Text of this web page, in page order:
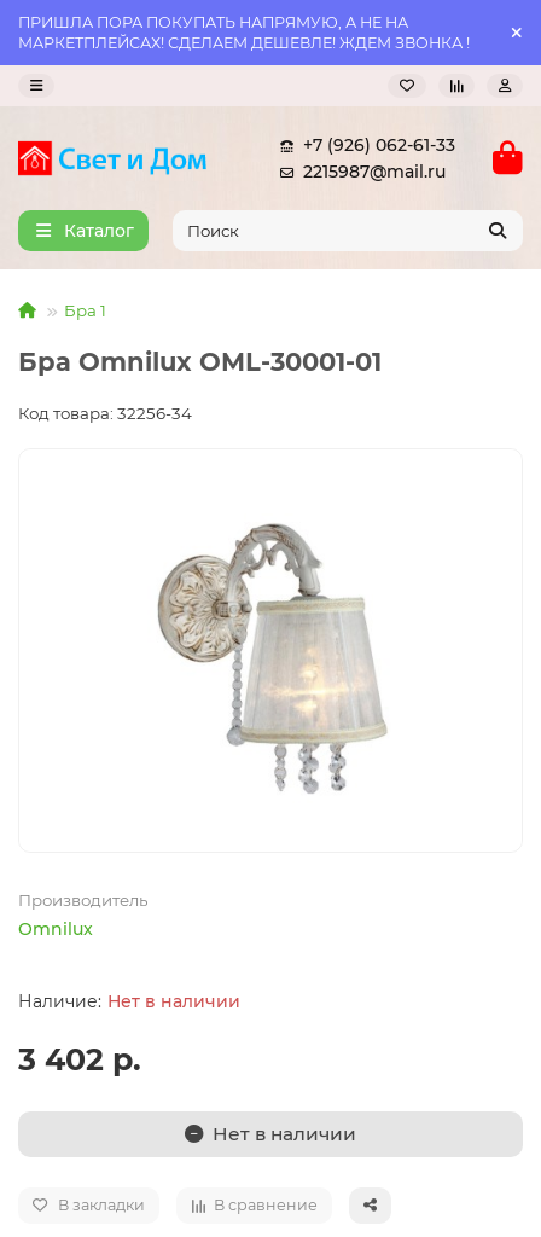
ПРИШЛА ПОРА ПОКУПАТЬ НАПРЯМУЮ, А НЕ НА
МАРКЕТПЛЕЙСАХ! СДЕЛАЕМ ДЕШЕВЛЕ! ЖДЕМ ЗВОНКА !
+7 (926) 062-61-33
2215987@mail.ru
Каталог
Бра 1
Бра Omnilux OML-30001-01
Код товара: 32256-34
Производитель
Omnilux
Нет в наличии
3 402 р.
Нет в наличии
В закладки В сравнение